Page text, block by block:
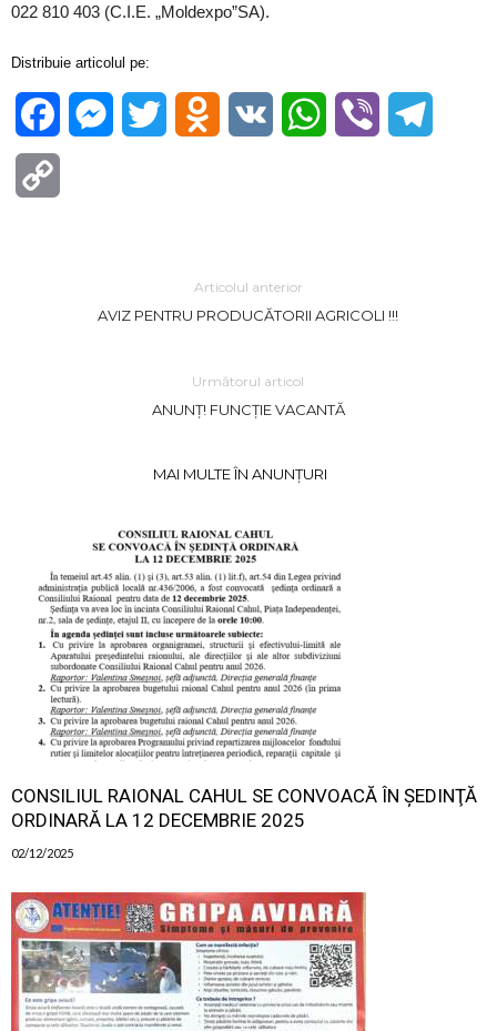
022 810 403 (C.I.E. „Moldexpo”SA).
Distribuie articolul pe:
FacebookMessenger
Twitter Odnoklassniki
VK WhatsApp
Viber
Articolul anterior
AVIZ PENTRU PRODUCĂTORII AGRICOLI !!!
Următorul articol
ANUNȚ! FUNCȚIE VACANTĂ
MAI MULTE ÎN ANUNȚURI
CONSILIUL RAIONAL CAHUL SE CONVOACĂ ÎN ŞEDINŢĂ
ORDINARĂ LA 12 DECEMBRIE 2025
02/12/2025